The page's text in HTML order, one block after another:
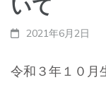
いて
2021年6月2日
令和３年１０月